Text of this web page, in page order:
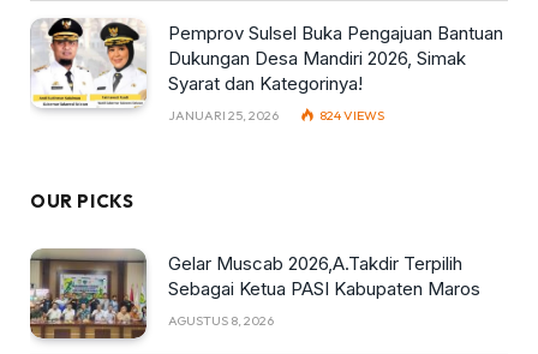
Pemprov Sulsel Buka Pengajuan Bantuan
Dukungan Desa Mandiri 2026, Simak
Syarat dan Kategorinya!
JANUARI 25, 2026 824VIEWS
OUR PICKS
Gelar Muscab 2026,A.Takdir Terpilih
Sebagai Ketua PASI Kabupaten Maros
AGUSTUS 8, 2026